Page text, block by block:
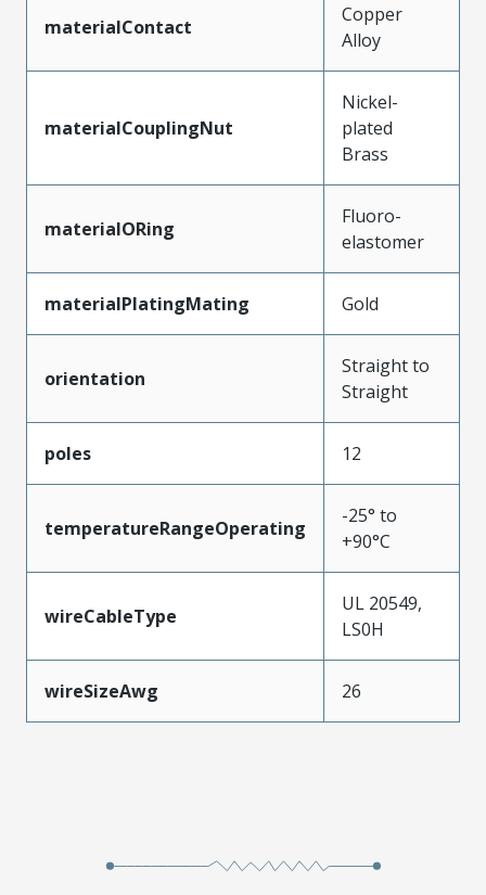
materialContact
Copper
Alloy
materialCouplingNut
Nickel-
plated
Brass
materialORing
Fluoro-
elastomer
materialPlatingMating Gold
orientation
Straight to
Straight
poles 12
temperatureRangeOperating
-25° to
+90°C
wireCableType
UL 20549,
LS0H
wireSizeAwg 26